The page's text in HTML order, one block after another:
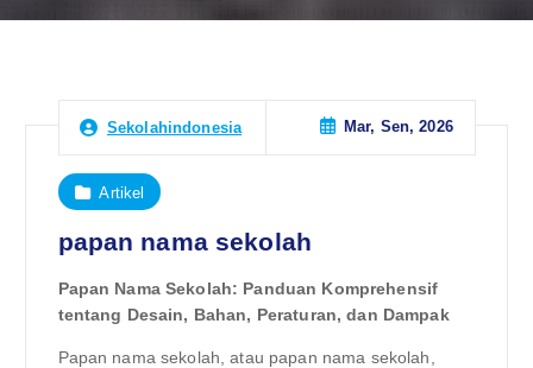
Sekolahindonesia Mar, Sen, 2026
Artikel
papan nama sekolah
Papan Nama Sekolah: Panduan Komprehensif
tentang Desain, Bahan, Peraturan, dan Dampak
Papan nama sekolah, atau papan nama sekolah,